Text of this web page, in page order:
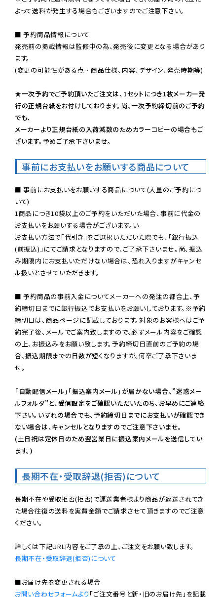
よって送料が発生する場合もございますのでご注意下さい。
■ 予約商品情報について
発売前の掲載情報は監修中の為、発売後に変更となる場合があり
ます。
(変更の可能性がある点…商品仕様、内容、デザイン、発売時期等)
★一次予約でご予約頂いたご注文は、1セットにつき1枚メーカー発
行の正規台紙をお付けしております。尚、一次予約締切前のご予約
でも、
メーカーより正規台紙の入荷減数のためカラーコピーの場合もご
ざいます。予めご了承下さいませ。
事前にお支払いをお願いする商品について
■ 事前にお支払いをお願いする商品について(大量のご予約につ
いて)
1商品につき10袋以上のご予約をいただいた場合、事前に代金の
お支払いをお願いする場合がございます。い
お支払い方法で「代引き」をご選択いただいた際でも、「銀行振込
(前振込)」にてご請求となりますので、ご了承下さいませ。尚、振込
み期限内にお支払いただけない場合は、恐れ入りますがキャンセ
ル扱いとさせていただきます。
■ 予約商品の事前入金についてメーカーへの発注の都合上、予
約締切日までに銀行振込でお支払いをお願いしております。※予約
締切日は、商品ページに記載しております。対象のお客様へはご予
約完了後、メールでご案内致しますので、必ずメール内容をご確認
の上、お振込みをお願い致します。予約締切日直前のご予約の場
合、振込期限までの日数が短くなりますが、何卒ご了承下さいま
せ。
「自動配信メール」「振込案内メール」が届かない場合、”迷惑メー
ルフォルダ”と、受信設定をご確認いただいたのち、お早めにご連絡
下さい。いずれの場合でも、予約締切日までにお支払いが確認でき
ない場合は、キャンセルとなりますのでご注意下さいませ。
(土日祝は定休日のため翌営業日に振込案内メールを送信してい
ます。)
長期不在・受取辞退(拒否)について
長期不在や受取拒否(拒否)で運送業者様より商品が返送されてき
た場合往復の送料を実費金額でご請求させて頂きますのでご注意
ください。
長期不在・受取辞退(拒否)について
お問い合わせフォームより 「ご注文番号と新・旧のお届け先」を記載